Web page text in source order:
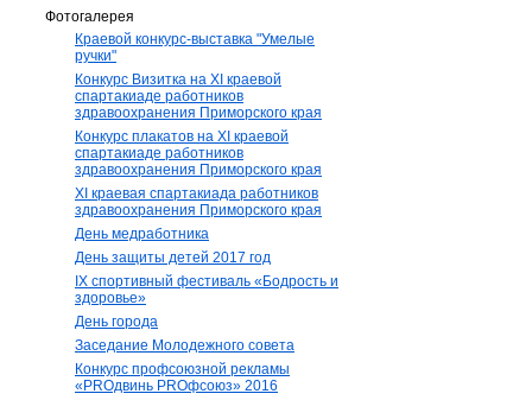
Фотогалерея
Краевой конкурс-выставка "Умелые
ручки"
Конкурс Визитка на XI краевой
спартакиаде работников
здравоохранения Приморского края
Конкурс плакатов на XI краевой
спартакиаде работников
здравоохранения Приморского края
XI краевая спартакиада работников
здравоохранения Приморского края
День медработника
День защиты детей 2017 год
IX спортивный фестиваль «Бодрость и
здоровье»
День города
Заседание Молодежного совета
Конкурс профсоюзной рекламы
«PROдвинь РRОфсоюз» 2016